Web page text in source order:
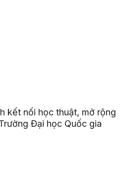
kết nối học thuật, mở rộng
Đại học Quốc gia